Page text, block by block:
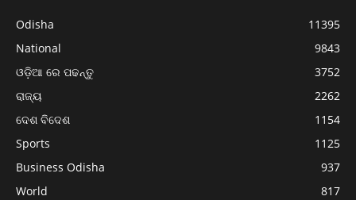
Odisha
11395
National
9843
ଓଡ଼ିଆ ରେ ପଢନ୍ତୁ
3752
ରାଜ୍ୟ
2262
ଦେଶ ବିଦେଶ
1154
Sports
1125
Business Odisha
937
World
817